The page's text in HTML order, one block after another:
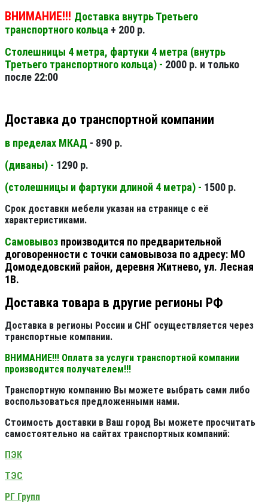
ВНИМАНИЕ!!! Доставка внутрь Третьего
транспортного кольца + 200 р.
Столешницы 4 метра, фартуки 4 метра (внутрь
Третьего транспортного кольца) - 2000 р. и только
после 22:00
Доставка до транспортной компании
в пределах МКАД - 890 р.
(диваны) - 1290 р.
(столешницы и фартуки длиной 4 метра) - 1500 р.
Срок доставки мебели указан на странице с её
характеристиками.
Самовывоз производится по предварительной
договоренности с точки самовывоза по адресу: МО
Домодедовский район, деревня Житнево, ул. Лесная
1В.
Доставка товара в другие регионы РФ
Доставка в регионы России и СНГ осуществляется через
транспортные компании.
ВНИМАНИЕ!!! Оплата за услуги транспортной компании
производится получателем!!!
Транспортную компанию Вы можете выбрать сами либо
воспользоваться предложенными нами.
Стоимость доставки в Ваш город Вы можете просчитать
самостоятельно на сайтах транспортных компаний:
ПЭК
ТЭС
РГ Групп